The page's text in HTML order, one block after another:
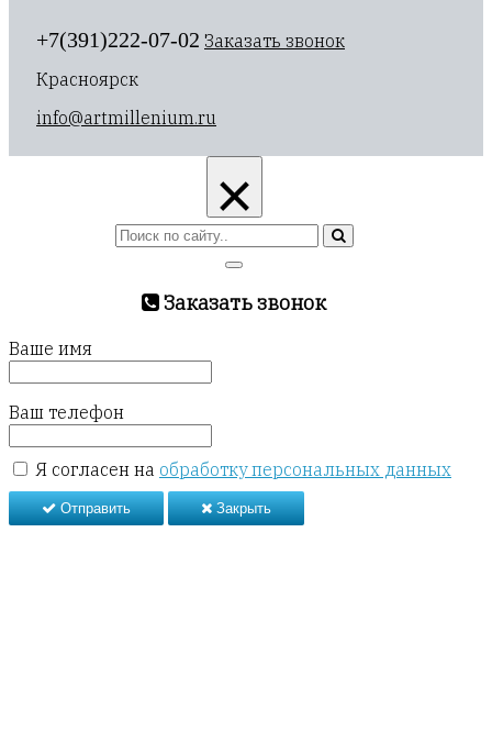
+7(391)222-07-02 Заказать звонок
Красноярск
info@artmillenium.ru
×
Заказать звонок
Ваше имя
Ваш телефон
Я согласен на обработку персональных данных
Отправить Закрыть